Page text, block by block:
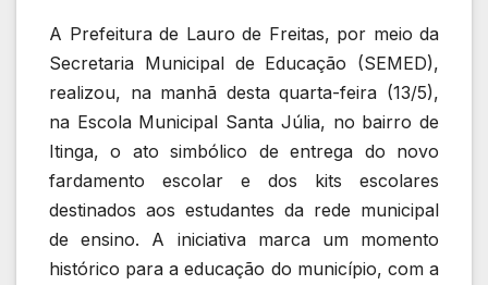
A Prefeitura de Lauro de Freitas, por meio da
Secretaria Municipal de Educação (SEMED),
realizou, na manhã desta quarta-feira (13/5),
na Escola Municipal Santa Júlia, no bairro de
Itinga, o ato simbólico de entrega do novo
fardamento escolar e dos kits escolares
destinados aos estudantes da rede municipal
de ensino. A iniciativa marca um momento
histórico para a educação do município, com a